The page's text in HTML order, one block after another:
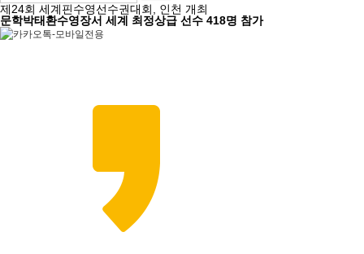
제24회 세계핀수영선수권대회, 인천 개최
문학박태환수영장서 세계 최정상급 선수 418명 참가